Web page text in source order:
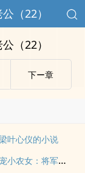
（22）
（22）
下ー章
叶心仪的小说
娇宠小农女：将军，宠妻上天